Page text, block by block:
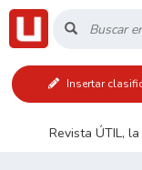
Insertar
Revista ÚTIL,
Inicio